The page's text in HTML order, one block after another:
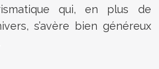
qui, en plus de
s’avère bien généreux